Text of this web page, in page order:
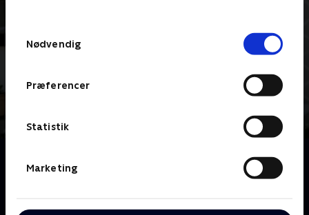
Nødvendig
Præferencer
Statistik
Marketing
Se med og få masser af gode tips til drivhuset,
FRI går 'I haven med Anja'.